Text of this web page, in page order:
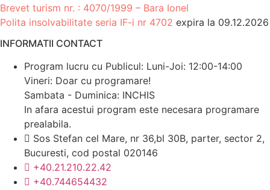
Brevet turism nr. : 4070/1999 – Bara Ionel
Polita insolvabilitate seria IF-i nr 4702 expira la 09.12.2026
INFORMATII CONTACT
Program lucru cu Publicul: Luni-Joi: 12:00-14:00
Vineri: Doar cu programare!
Sambata - Duminica: INCHIS
In afara acestui program este necesara programare
prealabila.
Sos Stefan cel Mare, nr 36,bl 30B, parter, sector 2,
Bucuresti, cod postal 020146
+40.21.210.22.42
+40.744654432